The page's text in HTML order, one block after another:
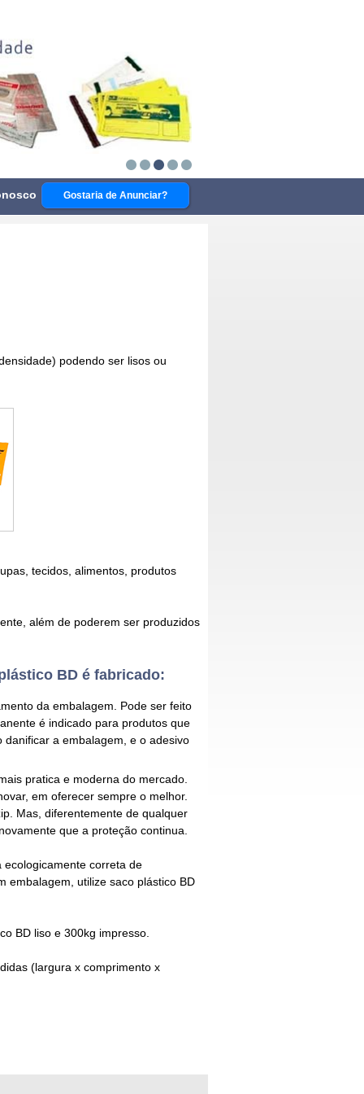
Gostaria de Anunciar?
podendo ser lisos ou
tecidos, alimentos, produtos
além de poderem ser produzidos
BD é fabricado:
da embalagem. Pode ser feito
é indicado para produtos que
a embalagem, e o adesivo
pratica e moderna do mercado.
em oferecer sempre o melhor.
. Mas, diferentemente de qualquer
que a proteção continua.
ecologicamente correta de
embalagem, utilize saco plástico BD
BD liso e 300kg impresso.
(largura x comprimento x